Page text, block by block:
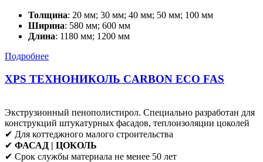
Толщина: 20 мм; 30 мм; 40 мм; 50 мм; 100 мм
Ширина: 580 мм; 600 мм
Длина: 1180 мм; 1200 мм
Подробнее
XPS ТЕХНОНИКОЛЬ CARBON ECO FAS
Экструзионный пенополистирол. Специально разработан для
конструкций штукатурных фасадов, теплоизоляции цоколей
✔ Для коттеджного малого строительства
✔ ФАСАД | ЦОКОЛЬ
✔ Срок службы материала не менее 50 лет